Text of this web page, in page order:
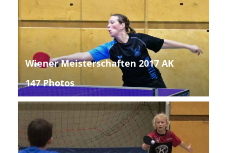
Wiener Meisterschaften 2017 AK
147 Photos